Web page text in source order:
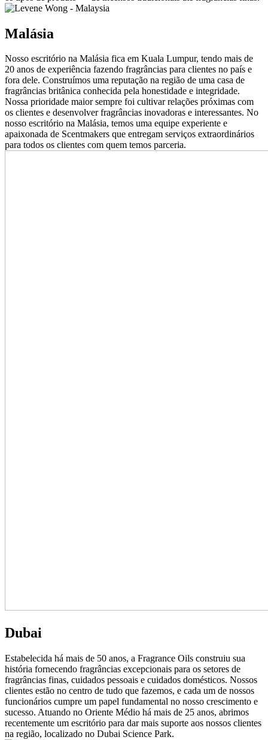
Malásia
Nosso escritório na Malásia fica em Kuala Lumpur, tendo mais de
20 anos de experiência fazendo fragrâncias para clientes no país e
fora dele. Construímos uma reputação na região de uma casa de
fragrâncias britânica conhecida pela honestidade e integridade.
Nossa prioridade maior sempre foi cultivar relações próximas com
os clientes e desenvolver fragrâncias inovadoras e interessantes. No
nosso escritório na Malásia, temos uma equipe experiente e
apaixonada de Scentmakers que entregam serviços extraordinários
para todos os clientes com quem temos parceria.
Dubai
Estabelecida há mais de 50 anos, a Fragrance Oils construiu sua
história fornecendo fragrâncias excepcionais para os setores de
fragrâncias finas, cuidados pessoais e cuidados domésticos. Nossos
clientes estão no centro de tudo que fazemos, e cada um de nossos
funcionários cumpre um papel fundamental no nosso crescimento e
sucesso. Atuando no Oriente Médio há mais de 25 anos, abrimos
recentemente um escritório para dar mais suporte aos nossos clientes
na região, localizado no Dubai Science Park.